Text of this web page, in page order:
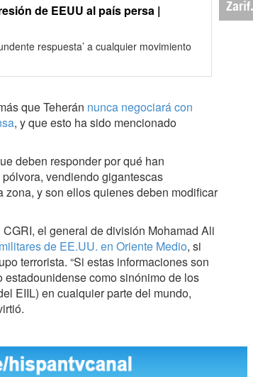
Zarif.
de EEUU al país persa |
respuesta’ a cualquier movimiento
que Teherán nunca negociará con
, y que esto ha sido mencionado
deben responder por qué han
vendiendo gigantescas
y son ellos quienes deben modificar
el general de división Mohamad Ali
de EE.UU. en Oriente Medio, si
terrorista. “Si estas informaciones son
como sinónimo de los
EIIL) en cualquier parte del mundo,